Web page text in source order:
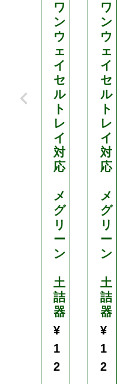
ワ
ン
ウ
ェ
イ
セ
ル
ト
レ
イ
対
応
メ
グ
リ
ー
ン
土
詰
器
¥
1
2
ワ
ン
ウ
ェ
イ
セ
ル
ト
レ
イ
対
応
メ
グ
リ
ー
ン
土
詰
器
¥
1
2